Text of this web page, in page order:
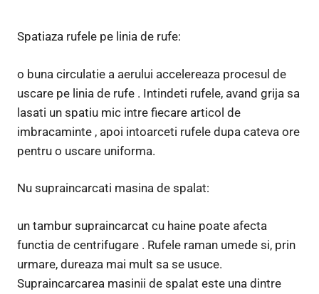
Spatiaza rufele pe linia de rufe:
o buna circulatie a aerului accelereaza procesul de
uscare pe linia de rufe . Intindeti rufele, avand grija sa
lasati un spatiu mic intre fiecare articol de
imbracaminte , apoi intoarceti rufele dupa cateva ore
pentru o uscare uniforma.
Nu supraincarcati masina de spalat:
un tambur supraincarcat cu haine poate afecta
functia de centrifugare . Rufele raman umede si, prin
urmare, dureaza mai mult sa se usuce.
Supraincarcarea masinii de spalat este una dintre